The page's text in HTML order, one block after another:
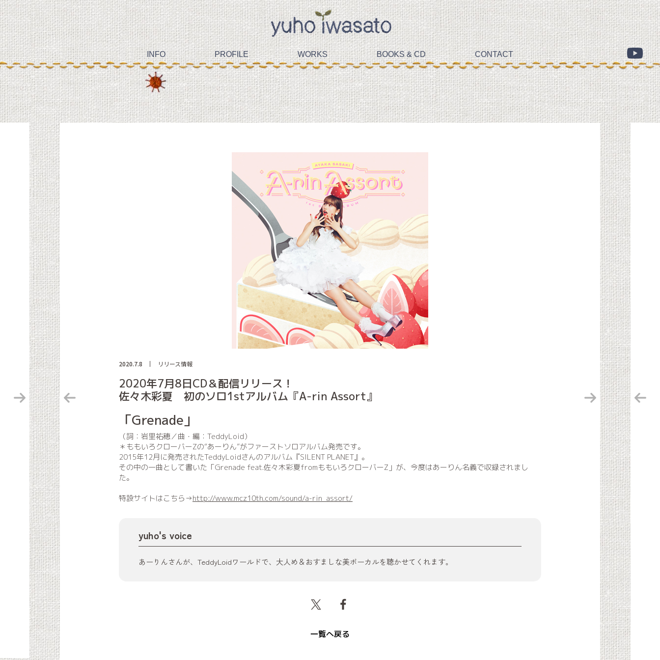
INFO PROFILE WORKS BOOKS & CD CONTACT
2020.7.8 リリース情報
2020年7月8日CD＆配信リリース！
佐々木彩夏 初のソロ1stアルバム『A-rin Assort』
「Grenade」
（詞：岩里祐穂／曲・編：TeddyLoid）
＊ももいろクローバーZの“あーりん”がファーストソロアルバム発売です。
2015年12月に発売されたTeddyLoidさんのアルバム『SILENT PLANET』。
その中の一曲として書いた「Grenade feat.佐々木彩夏fromももいろクローバーZ」が、今度はあーりん名義で収録されまし
た。
特設サイトはこちら→http://www.mcz10th.com/sound/a-rin_assort/
yuho's voice
あーりんさんが、TeddyLoidワールドで、大人め＆おすましな美ボーカルを聴かせてくれます。
一覧へ戻る